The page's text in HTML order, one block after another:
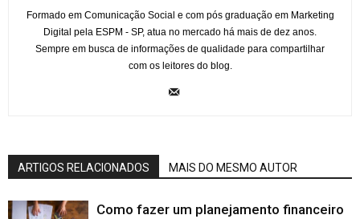
Formado em Comunicação Social e com pós graduação em Marketing
Digital pela ESPM - SP, atua no mercado há mais de dez anos.
Sempre em busca de informações de qualidade para compartilhar
com os leitores do blog.
ARTIGOS RELACIONADOS MAIS DO MESMO AUTOR
Como fazer um planejamento financeiro